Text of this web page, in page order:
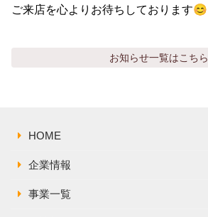
や台や
IRライブラリトップ
決算説明資料
株主総会関連資料
その他IR資料
適時開示資料
IRカレンダー
ご来店を心よりお待ちしております😊
お知らせ一覧はこちら
HOME
企業情報
事業一覧